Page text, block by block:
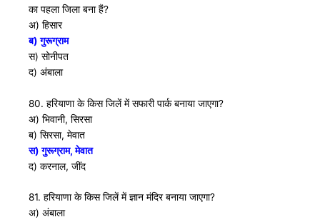
का पहला जिला बना हैं?
अ) हिसार
ब) गुरूग्राम
स) सोनीपत
द) अंबाला
80. हरियाणा के किस जिलें में सफारी पार्क बनाया जाएगा?
अ) भिवानी, सिरसा
ब) सिरसा, मेवात
स) गुरूग्राम, मेवात
द) करनाल, जींद
81. हरियाणा के किस जिलें में ज्ञान मंदिर बनाया जाएगा?
अ) अंबाला